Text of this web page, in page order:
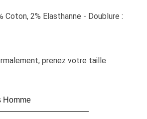
Coton, 2% Elasthanne - Doublure :
prenez votre taille
Homme